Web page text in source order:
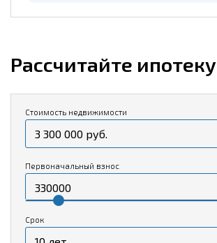
Рассчитайте ипотеку
Стоимость недвижимости
Первоначальный взнос
Срок